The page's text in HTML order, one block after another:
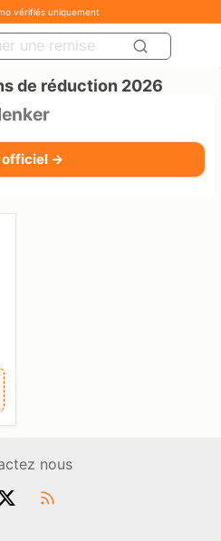
vérifiés uniquement
de réduction 2026
officiel →
nous